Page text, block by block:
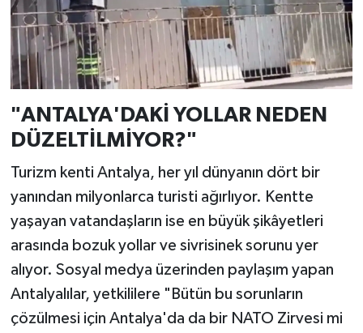
"ANTALYA'DAKİ YOLLAR NEDEN
DÜZELTİLMİYOR?"
Turizm kenti Antalya, her yıl dünyanın dört bir
yanından milyonlarca turisti ağırlıyor. Kentte
yaşayan vatandaşların ise en büyük şikâyetleri
arasında bozuk yollar ve sivrisinek sorunu yer
alıyor. Sosyal medya üzerinden paylaşım yapan
Antalyalılar, yetkililere "Bütün bu sorunların
çözülmesi için Antalya'da da bir NATO Zirvesi mi